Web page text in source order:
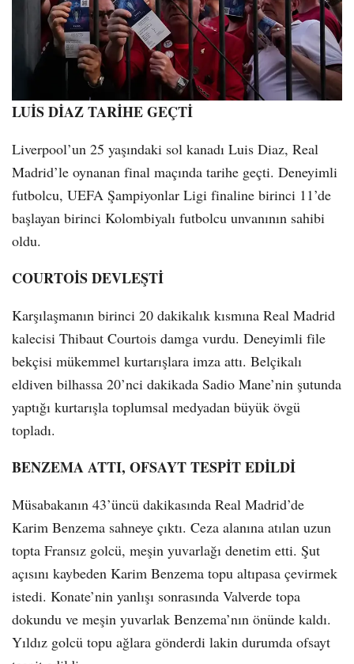
LUİS DİAZ TARİHE GEÇTİ
Liverpool’un 25 yaşındaki sol kanadı Luis Diaz, Real
Madrid’le oynanan final maçında tarihe geçti. Deneyimli
futbolcu, UEFA Şampiyonlar Ligi finaline birinci 11’de
başlayan birinci Kolombiyalı futbolcu unvanının sahibi
oldu.
COURTOİS DEVLEŞTİ
Karşılaşmanın birinci 20 dakikalık kısmına Real Madrid
kalecisi Thibaut Courtois damga vurdu. Deneyimli file
bekçisi mükemmel kurtarışlara imza attı. Belçikalı
eldiven bilhassa 20’nci dakikada Sadio Mane’nin şutunda
yaptığı kurtarışla toplumsal medyadan büyük övgü
topladı.
BENZEMA ATTI, OFSAYT TESPİT EDİLDİ
Müsabakanın 43’üncü dakikasında Real Madrid’de
Karim Benzema sahneye çıktı. Ceza alanına atılan uzun
topta Fransız golcü, meşin yuvarlağı denetim etti. Şut
açısını kaybeden Karim Benzema topu altıpasa çevirmek
istedi. Konate’nin yanlışı sonrasında Valverde topa
dokundu ve meşin yuvarlak Benzema’nın önünde kaldı.
Yıldız golcü topu ağlara gönderdi lakin durumda ofsayt